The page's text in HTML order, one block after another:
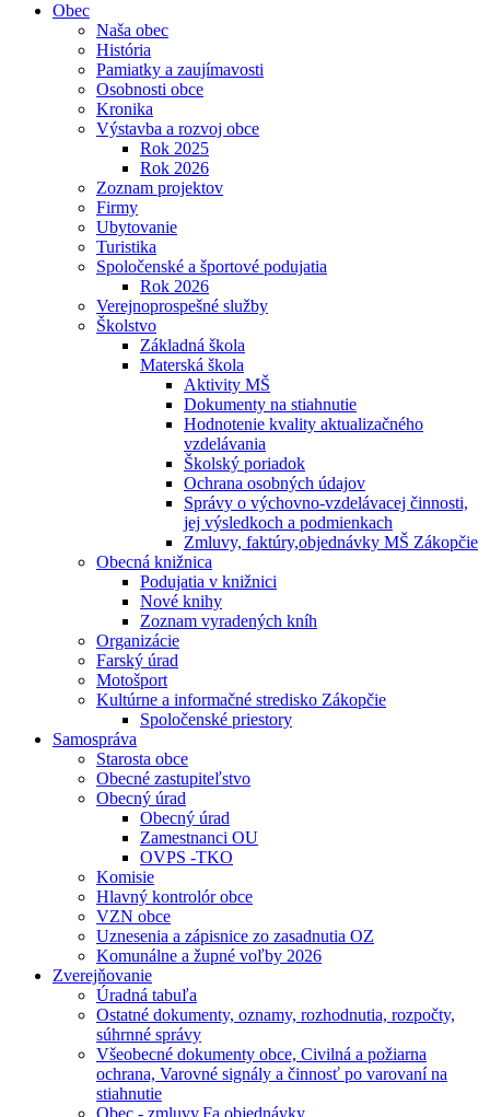
Obec
Naša obec
História
Pamiatky a zaujímavosti
Osobnosti obce
Kronika
Výstavba a rozvoj obce
Rok 2025
Rok 2026
Zoznam projektov
Firmy
Ubytovanie
Turistika
Spoločenské a športové podujatia
Rok 2026
Verejnoprospešné služby
Školstvo
Základná škola
Materská škola
Aktivity MŠ
Dokumenty na stiahnutie
Hodnotenie kvality aktualizačného
vzdelávania
Školský poriadok
Ochrana osobných údajov
Správy o výchovno-vzdelávacej činnosti,
jej výsledkoch a podmienkach
Zmluvy, faktúry,objednávky MŠ Zákopčie
Obecná knižnica
Podujatia v knižnici
Nové knihy
Zoznam vyradených kníh
Organizácie
Farský úrad
Motošport
Kultúrne a informačné stredisko Zákopčie
Spoločenské priestory
Samospráva
Starosta obce
Obecné zastupiteľstvo
Obecný úrad
Obecný úrad
Zamestnanci OU
OVPS -TKO
Komisie
Hlavný kontrolór obce
VZN obce
Uznesenia a zápisnice zo zasadnutia OZ
Komunálne a župné voľby 2026
Zverejňovanie
Úradná tabuľa
Ostatné dokumenty, oznamy, rozhodnutia, rozpočty,
súhrnné správy
Všeobecné dokumenty obce, Civilná a požiarna
ochrana, Varovné signály a činnosť po varovaní na
stiahnutie
Obec - zmluvy,Fa,objednávky